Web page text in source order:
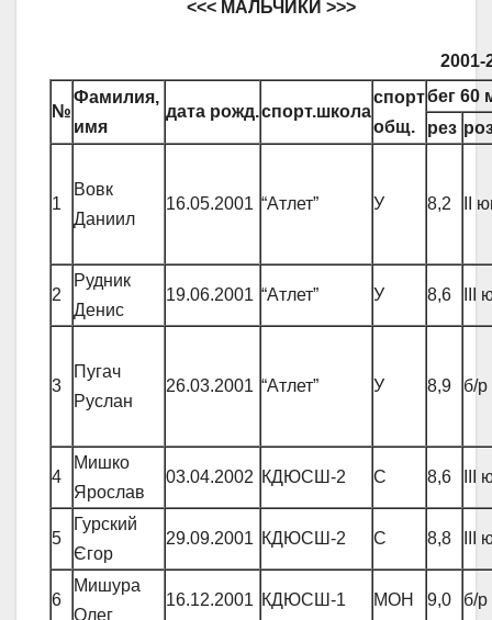
<<< МАЛЬЧИКИ >>>
2001-
№
Фамилия,
имя
дата рожд.спорт.школа
спорт
общ.
бег 60
рез
1
Вовк
Даниил
16.05.2001 “Атлет” У 8,2 ІІ
2
Рудник
Денис
19.06.2001 “Атлет” У 8,6
3
Пугач
Руслан
26.03.2001 “Атлет” У 8,9 б/р
4
Мишко
Ярослав
03.04.2002 КДЮСШ-2 С 8,6
5
Гурский
Єгор
29.09.2001 КДЮСШ-2 С 8,8
6
Мишура
Олег
16.12.2001 КДЮСШ-1 МОН 9,0 б/р